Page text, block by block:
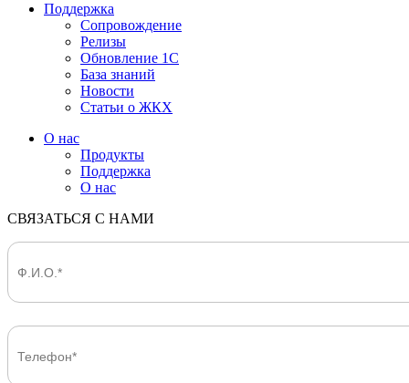
Поддержка
Сопровождение
Релизы
Обновление 1С
База знаний
Новости
Статьи о ЖКХ
О нас
Продукты
Поддержка
О нас
СВЯЗАТЬСЯ С НАМИ